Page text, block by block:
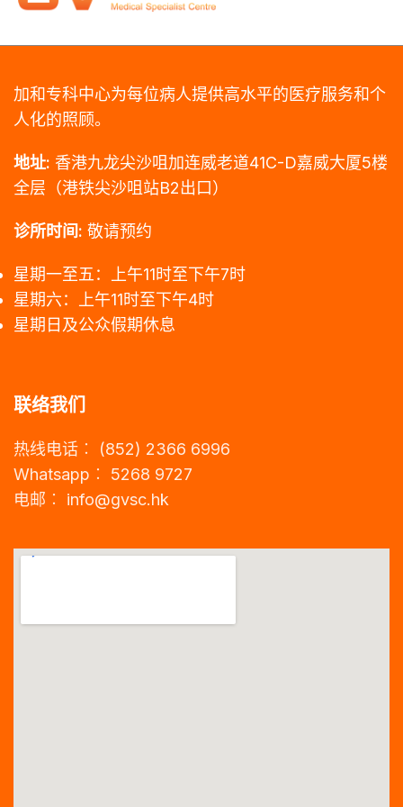
加和专科中心为每位病人提供高水平的医疗服务和个
人化的照顾。
地址: 香港九龙尖沙咀加连威老道41C-D嘉威大厦5楼
全层（港铁尖沙咀站B2出口）
诊所时间: 敬请预约
星期一至五：上午11时至下午7时
星期六：上午11时至下午4时
星期日及公众假期休息
联络我们
热线电话︰ (852) 2366 6996
Whatsapp︰ 5268 9727
电邮︰ info@gvsc.hk